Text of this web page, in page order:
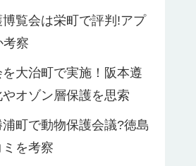
博覧会は栄町で評判!アプ
考察
大治町で実施！阪本遵
オゾン層保護を思索
町で動物保護会議?徳島
を考察